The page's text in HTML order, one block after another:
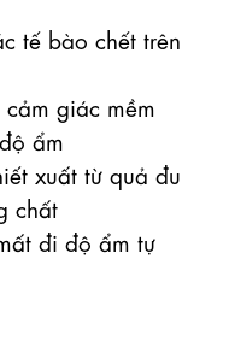
tế bào chết trên
giác mềm
ẩm
xuất từ ​​quả đu
chất
đi độ ẩm tự